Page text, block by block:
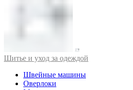
Шитье и уход за одеждой
Швейные машины
Оверлоки